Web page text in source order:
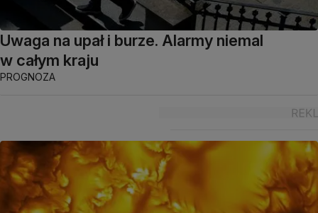
Uwaga na upał i burze. Alarmy niemal
w całym kraju
PROGNOZA